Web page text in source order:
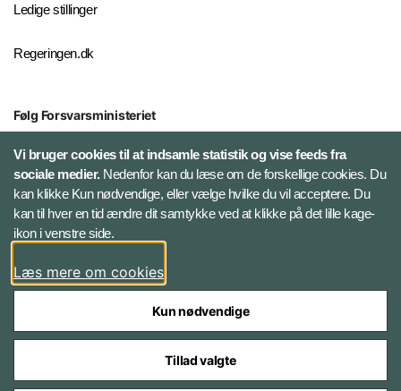
Ledige stillinger
Regeringen.dk
Følg Forsvarsministeriet
X
LinkedIn
Instagram
Vi bruger cookies til at indsamle statistik og vise feeds fra
sociale medier.Nedenfor kan du læse om de forskellige cookies. Du
kan klikke Kun nødvendige, eller vælge hvilke du vil acceptere. Du
kan til hver en tid ændre dit samtykke ved at klikke på det lille kage-
ikon i venstre side.
Læs mere om cookies
Kun nødvendige
Tillad valgte